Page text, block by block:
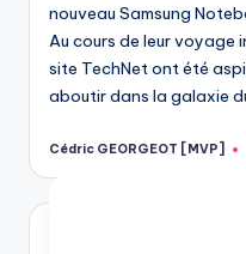
nouveau Samsung
Au cours de leur voyage
site TechNet ont été
aboutir dans la galaxie
Posted
Cédric GEORGEOT [MVP]